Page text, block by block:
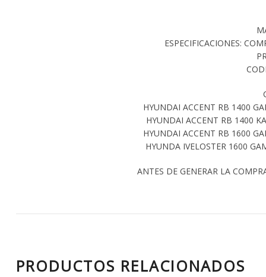
ESPECIFICACIONES:
HYUNDAI ACCENT RB 1400
HYUNDAI ACCENT RB 1400
HYUNDAI ACCENT RB 1600
HYUNDA IVELOSTER 1600
ANTES DE GENERAR LA
PRODUCTOS RELACIONADOS